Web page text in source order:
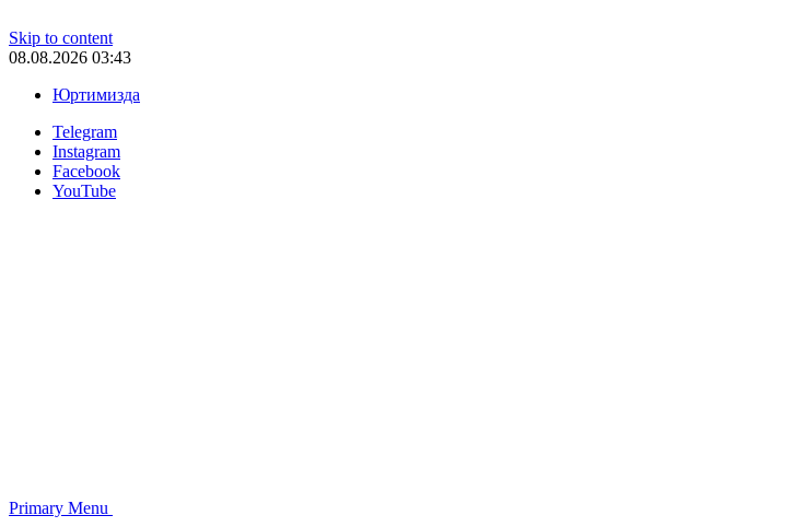
Skip to content
08.08.2026 03:43
Юртимизда
Telegram
Instagram
Facebook
YouTube
Primary Menu